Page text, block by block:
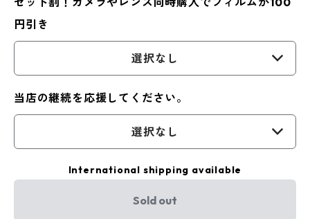
円引き
選択なし
当店の継続を応援してください。
選択なし
International shipping available
Sold out